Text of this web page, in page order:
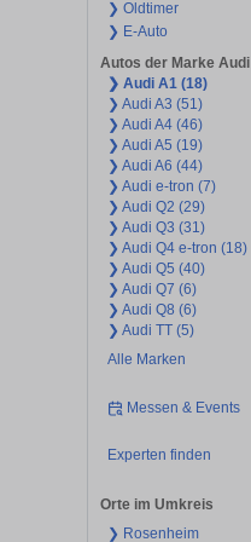
❯ Oldtimer
❯ E-Auto
Autos der Marke Audi
❯ Audi A1 (18)
❯ Audi A3 (51)
❯ Audi A4 (46)
❯ Audi A5 (19)
❯ Audi A6 (44)
❯ Audi e-tron (7)
❯ Audi Q2 (29)
❯ Audi Q3 (31)
❯ Audi Q4 e-tron (18)
❯ Audi Q5 (40)
❯ Audi Q7 (6)
❯ Audi Q8 (6)
❯ Audi TT (5)
Alle Marken
Messen & Events
Experten finden
Orte im Umkreis
❯ Rosenheim